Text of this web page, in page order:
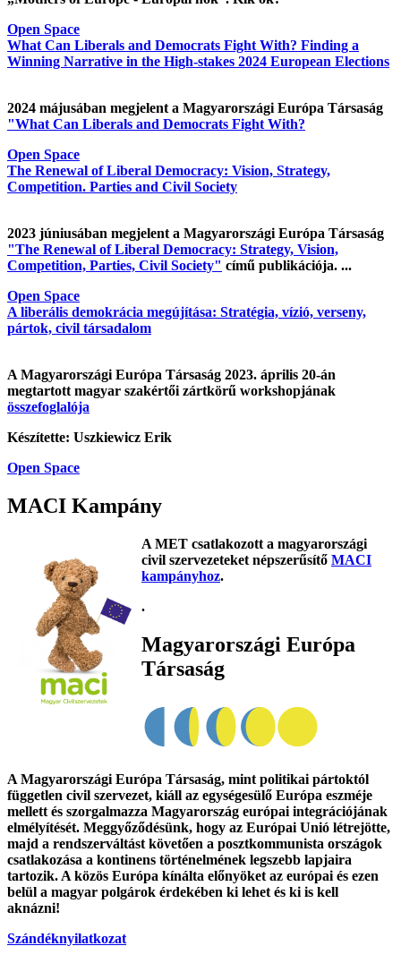
Open Space
What Can Liberals and Democrats Fight With? Finding a
Winning Narrative in the High-stakes 2024 European Elections
2024 májusában megjelent a Magyarországi Európa Társaság
"What Can Liberals and Democrats Fight With?
Open Space
The Renewal of Liberal Democracy: Vision, Strategy,
Competition. Parties and Civil Society
2023 júniusában megjelent a Magyarországi Európa Társaság
"The Renewal of Liberal Democracy: Strategy, Vision,
Competition, Parties, Civil Society" című publikációja. ...
Open Space
A liberális demokrácia megújítása: Stratégia, vízió, verseny,
pártok, civil társadalom
A Magyarországi Európa Társaság 2023. április 20-án
megtartott magyar szakértői zártkörű workshopjának
összefoglalója
Készítette: Uszkiewicz Erik
Open Space
MACI Kampány
A MET csatlakozott a magyarországi
civil szervezeteket népszerűsítő MACI
kampányhoz.
.
Magyarországi Európa
Társaság
A Magyarországi Európa Társaság, mint politikai pártoktól
független civil szervezet, kiáll az egységesülő Európa eszméje
mellett és szorgalmazza Magyarország európai integrációjának
elmélyítését. Meggyőződésünk, hogy az Európai Unió létrejötte,
majd a rendszerváltást követően a posztkommunista országok
csatlakozása a kontinens történelmének legszebb lapjaira
tartozik. A közös Európa kínálta előnyöket az európai és ezen
belül a magyar polgárok érdekében ki lehet és ki is kell
aknázni!
Szándéknyilatkozat